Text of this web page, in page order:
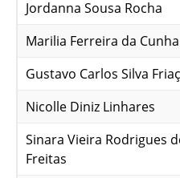
Jordanna Sousa Rocha
Marilia Ferreira da
Gustavo Carlos Silva
Nicolle Diniz Linhares
Sinara Vieira Rodrigues
Freitas